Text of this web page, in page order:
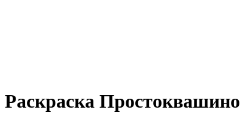
Раскраска Простоквашино